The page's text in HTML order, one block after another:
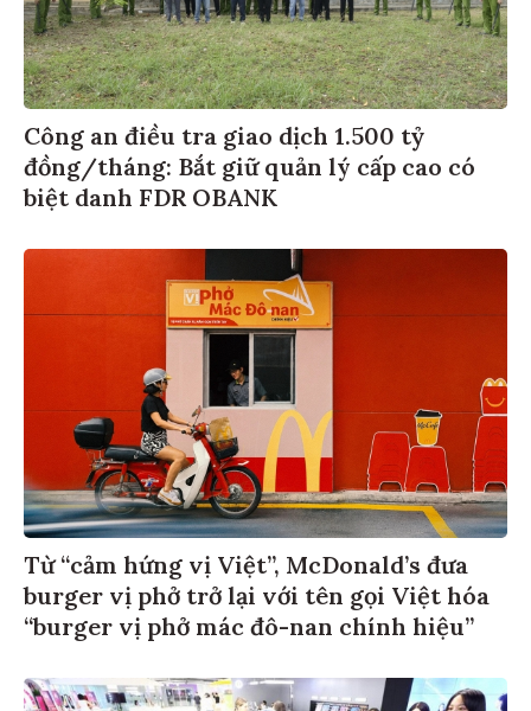
Công an điều tra giao dịch 1.500 tỷ
đồng/tháng: Bắt giữ quản lý cấp cao có
biệt danh FDR OBANK
Từ “cảm hứng vị Việt”, McDonald’s đưa
burger vị phở trở lại với tên gọi Việt hóa
“burger vị phở mác đô-nan chính hiệu”